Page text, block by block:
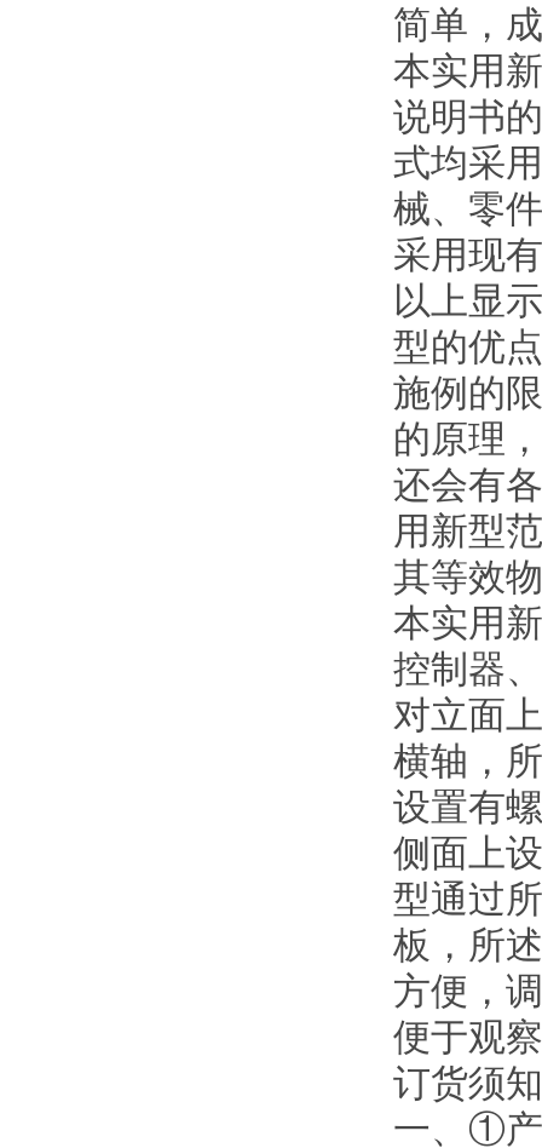
简单，
本实用
说明书
式均采
械、零
采用现
以上显
型的优
施例的
的原理
还会有
用新型
其等效
本实用
控制器
对立面
横轴，
设置有
侧面上
型通过
板，所
方便，
便于观
订货须
一、①